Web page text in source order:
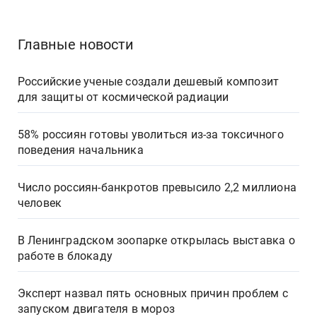
Главные новости
Российские ученые создали дешевый композит
для защиты от космической радиации
58% россиян готовы уволиться из-за токсичного
поведения начальника
Число россиян-банкротов превысило 2,2 миллиона
человек
В Ленинградском зоопарке открылась выставка о
работе в блокаду
Эксперт назвал пять основных причин проблем с
запуском двигателя в мороз